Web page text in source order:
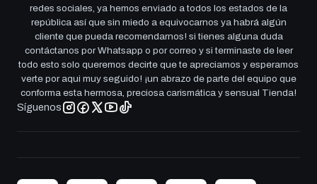
redes sociales, ya hemos enviado a todos los estados de la
república así que sin miedo a equivocarnos ya habrá algún
cliente que pueda recomendarnos! si tienes alguna duda
contáctanos por Whatsapp o por correo y si terminaste de leer
todo esto solo queremos decirte que te apreciamos y esperamos
verte por aqui muy seguido! ¡un abrazo de parte del equipo que
conforma esta hermosa, preciosa carismática y sensual Tienda!
Síguenos